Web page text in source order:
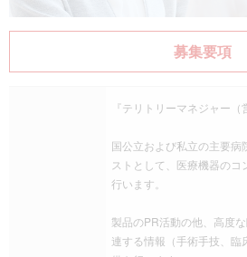
募集要項
『テリトリーマネジャー（
国公立および私立の主要病
ストとして、医療機器の
行います。
製品のPR活動の他、高度
連する情報（手術手技、